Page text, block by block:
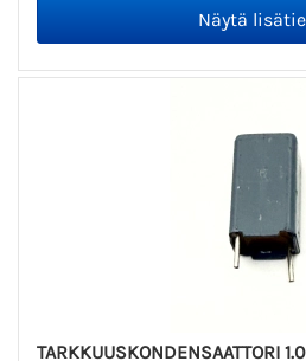
TARKKUUSKONDENSAATTORI